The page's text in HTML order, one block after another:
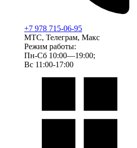
+7 978 715-06-95
МТС, Телеграм, Макс
Режим работы:
Пн-Сб 10:00—19:00;
Вс 11:00-17:00